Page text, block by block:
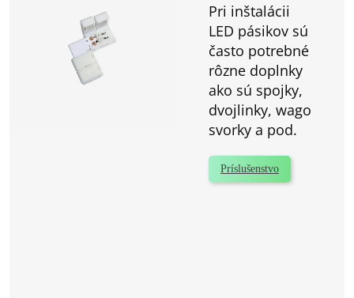
Pri inštalácii
LED pásikov sú
často potrebné
rôzne doplnky
ako sú spojky,
dvojlinky, wago
svorky a pod.
Príslušenstvo